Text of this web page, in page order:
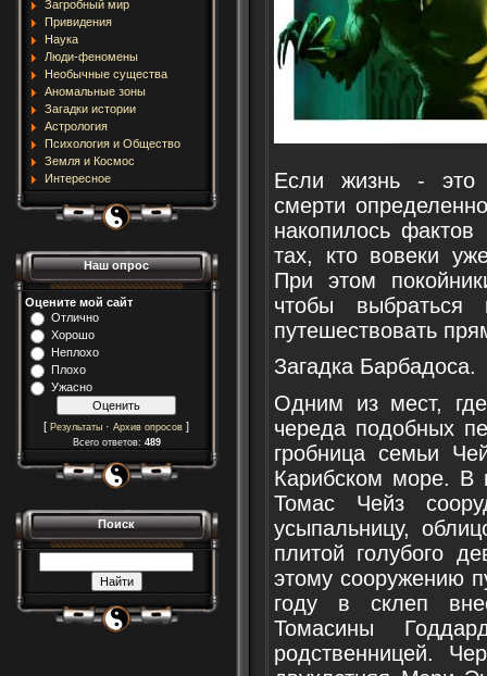
Загробный мир
Привидения
Наука
Люди-феномены
Необычные существа
Аномальные зоны
Загадки истории
Астрология
Психология и Общество
Земля и Космос
Интересное
Наш опрос
Оцените мой сайт
Отлично
Хорошо
Неплохо
Плохо
Ужасно
[ Результаты · Архив опросов ]
Всего ответов: 489
Поиск
Если жизнь - это
смерти
накопилось
тах, кто вовеки
При этом
чтобы выбраться
путешествовать
Загадка Барбадоса.
Одним из мест,
череда подобных
гробница семьи
Карибском море. В
Томас Чейз
усыпальницу,
плитой голубого
этому сооружению
году в склеп
Томасины
родственницей.